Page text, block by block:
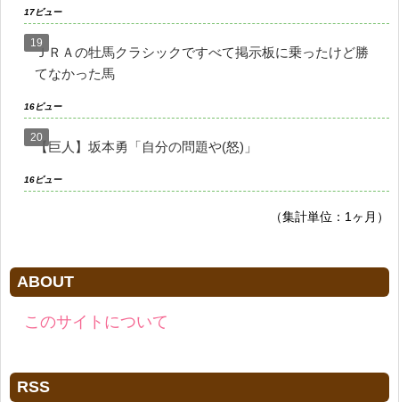
17ビュー
ＪＲＡの牡馬クラシックですべて掲示板に乗ったけど勝
てなかった馬
16ビュー
【巨人】坂本勇「自分の問題や(怒)」
16ビュー
（集計単位：1ヶ月）
ABOUT
このサイトについて
RSS